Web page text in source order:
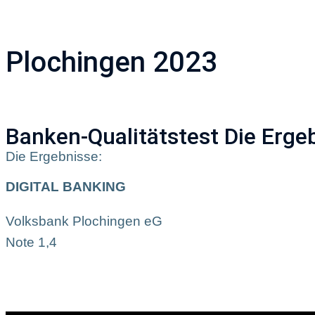
Plochingen 2023
Banken-Qualitätstest Die
Die Ergebnisse:
DIGITAL BANKING
Volksbank Plochingen eG
Note 1,4